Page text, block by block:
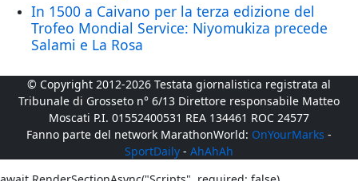
In 1500 a Caivano per la terza edizione del
Trofeo Mondial Service: Niyomukiza precede
Salami e La Rosa
© Copyright 2012-2026 Testata giornalistica registrata al
Tribunale di Grosseto n° 6/13 Direttore responsabile Matteo
Moscati P.I. 01552400531 REA 134461 ROC 24577
Fanno parte del network MarathonWorld: OnYourMarks -
SportDaily - AhAhAh